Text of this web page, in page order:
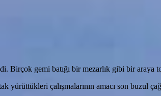
Birçok gemi batığı bir mezarlık gibi bir araya
çalışmalarının amacı son buzul